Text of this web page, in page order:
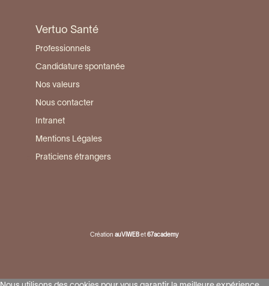
Vertuo Santé
Professionnels
Candidature spontanée
Nos valeurs
Nous contacter
Intranet
Mentions Légales
Praticiens étrangers
CréationauViWEB et67academy